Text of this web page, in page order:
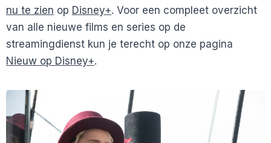
nu te zien op Disney+. Voor een compleet overzicht
van alle nieuwe films en series op de
streamingdienst kun je terecht op onze pagina
Nieuw op Disney+.